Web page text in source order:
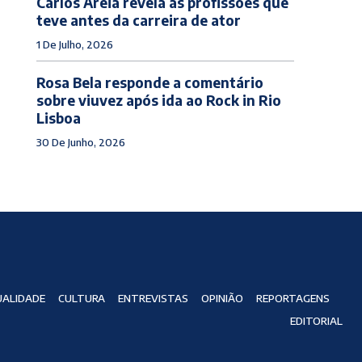
teve antes da carreira de ator
1 De Julho, 2026
Rosa Bela responde a comentário
sobre viuvez após ida ao Rock in Rio
Lisboa
30 De Junho, 2026
CULTURA ENTREVISTAS OPINIÃO
REPORTAGENS
EDITORIAL